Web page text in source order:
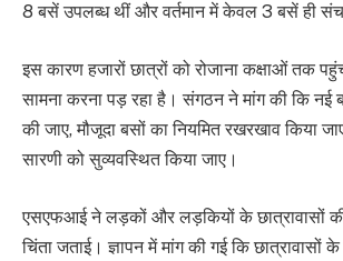
8 बसें उपलब्ध थीं और वर्तमान में केवल 3 बसें ही
इस कारण हजारों छात्रों को रोजाना कक्षाओं तक
सामना करना पड़ रहा है। संगठन ने मांग की कि नई
की जाए, मौजूदा बसों का नियमित रखरखाव किया
सारणी को सुव्यवस्थित किया जाए।
एसएफआई ने लड़कों और लड़कियों के छात्रावासों की
चिंता जताई। ज्ञापन में मांग की गई कि छात्रावासों